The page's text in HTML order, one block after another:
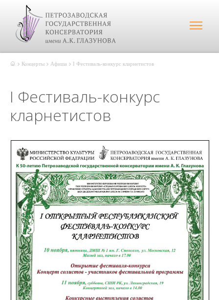
Концерты Афиша I Фестиваль-конкурс кларнетистов
I Фестиваль-конкурс
кларнетистов